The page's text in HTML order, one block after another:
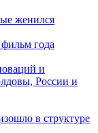
женился
года
и
России и
в структуре